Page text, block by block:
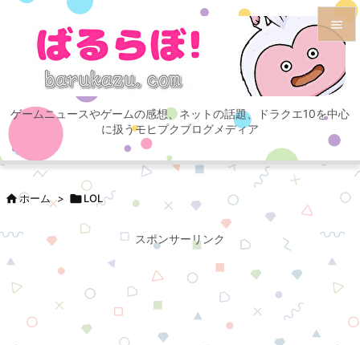
ゲームニュースやゲームの感想、ネットの話題、ドラクエ10を中心
に扱うモヒプクブログメディア

メニュ

サイド

次へ
検索
ホーム > LOL
スポンサーリンク